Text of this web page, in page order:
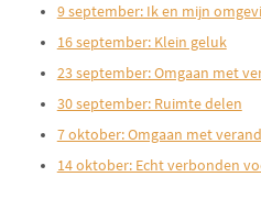
9 september: Ik en mijn
16 september: Klein geluk
23 september: Omgaan met
30 september: Ruimte delen
7 oktober: Omgaan met
14 oktober: Echt verbonden